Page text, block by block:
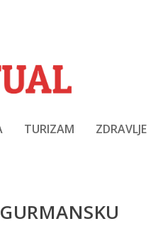
TURIZAM ZDRAVLJE